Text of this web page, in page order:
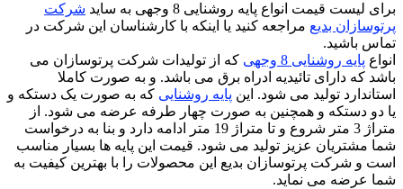
برای لیست قیمت انواع پایه روشنایی 8 وجهی به ساید
شرکت
پرتوسازان بدیع مراجعه کنید یا اینکه با کارشناسان این شرکت در
تماس باشید.
انواع پایه روشنایی 8 وجهی
که از تولیدات شرکت پرتوسازان می
باشد که دارای تائیدیه ادراه برق می باشد. و به صورت کاملا
استاندارد تولید می شود. این پایه روشنایی که به صورت یک دستکه و
یا دو دستکه و همچنین به صورت چهار طرفه عرضه می شود. از
متراژ 3 متر شروع و تا متراژ 19 متر ادامه دارد و بنا به درخواست
شما مشتریان عزیز تولید می شود. قیمت این پایه ها بسیار مناسب
است و شرکت پرتوسازان بدیع این محصولات را با بهترین کیفیت به
شما عرضه می نماید.